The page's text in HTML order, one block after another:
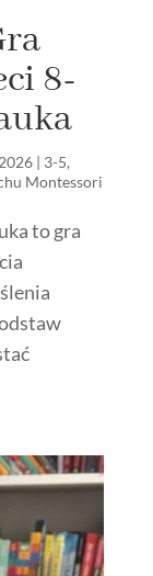
8-
| 3-5,
Montessori
to gra